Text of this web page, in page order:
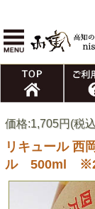
価格:1,705円(税
リキュール
ル 500ml